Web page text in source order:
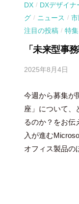
DX / DXデザイナ
グ / ニュース /
注目の投稿 / 特集
「未来型事
2025年8月4日
吉
豪
今週から募集が
座」について、
るのか？をお伝
入が進む
オフィス製品の